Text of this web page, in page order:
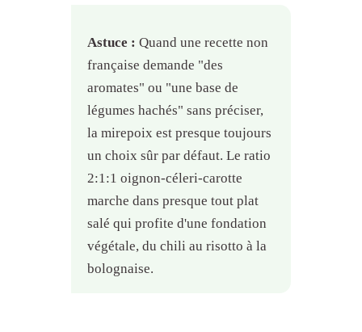
Astuce : Quand une recette non
française demande "des
aromates" ou "une base de
légumes hachés" sans préciser,
la mirepoix est presque toujours
un choix sûr par défaut. Le ratio
2:1:1 oignon-céleri-carotte
marche dans presque tout plat
salé qui profite d'une fondation
végétale, du chili au risotto à la
bolognaise.